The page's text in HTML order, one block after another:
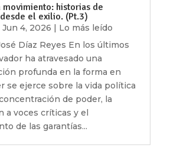
movimiento: historias de
el exilio. (Pt.3)
Jun 4, 2026 | Lo más leído
Díaz Reyes En los últimos
ha atravesado una
profunda en la forma en
se ejerce sobre la vida política
de poder, la
a voces críticas y el
de las garantías...